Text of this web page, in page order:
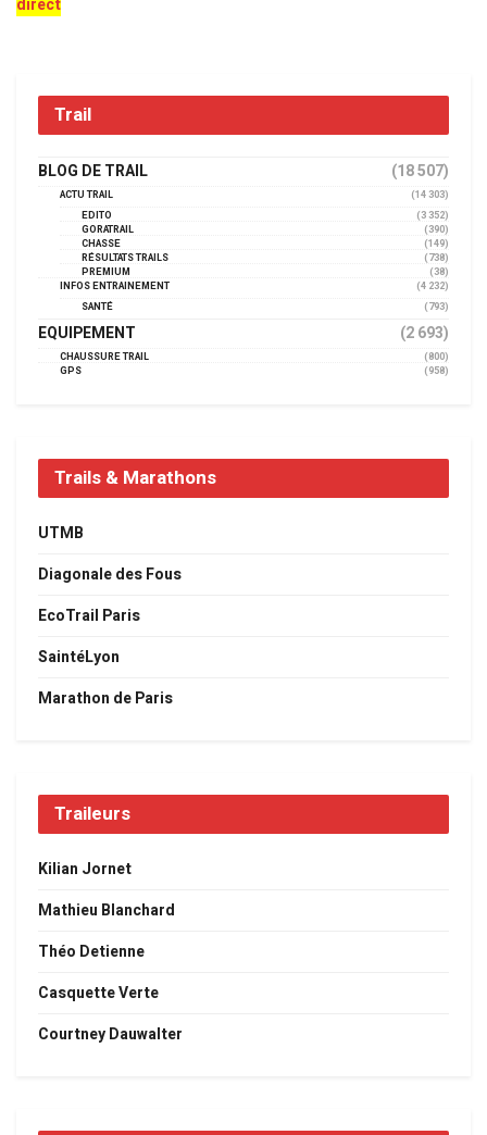
direct
Trail
BLOG DE TRAIL (18 507)
ACTU TRAIL
(14 303)
EDITO
(3 352)
GORATRAIL
(390)
CHASSE
(149)
RÉSULTATS TRAILS
(738)
PREMIUM
(38)
INFOS ENTRAINEMENT
(4 232)
SANTÉ
(793)
EQUIPEMENT (2 693)
CHAUSSURE TRAIL
(800)
GPS
(958)
Trails & Marathons
UTMB
Diagonale des Fous
EcoTrail Paris
SaintéLyon
Marathon de Paris
Traileurs
Kilian Jornet
Mathieu Blanchard
Théo Detienne
Casquette Verte
Courtney Dauwalter